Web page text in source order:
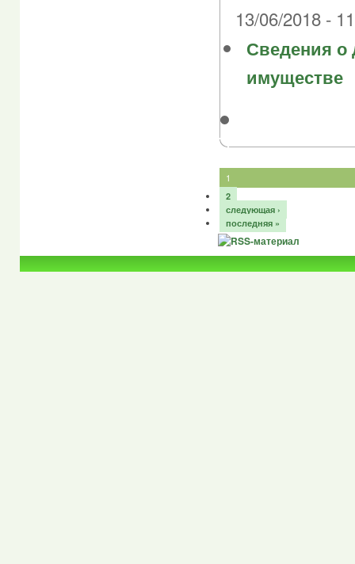
13/06/2018 -
Сведения о
имуществе
1
2
следующая ›
последняя »